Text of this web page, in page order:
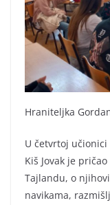
Hraniteljka
U četvrtoj
Kiš Jovak je
Tajlandu, o
navikama,